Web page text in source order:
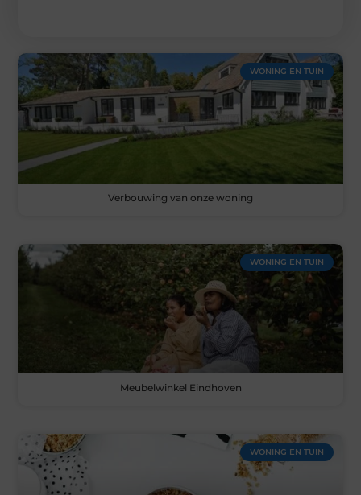
WONING EN TUIN
Verbouwing van onze woning
WONING EN TUIN
Meubelwinkel Eindhoven
WONING EN TUIN